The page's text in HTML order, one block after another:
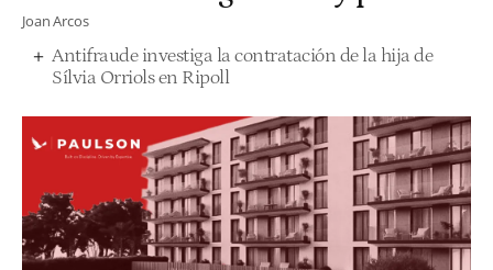
Joan Arcos
Antifraude investiga la contratación de la hija de
Sílvia Orriols en Ripoll